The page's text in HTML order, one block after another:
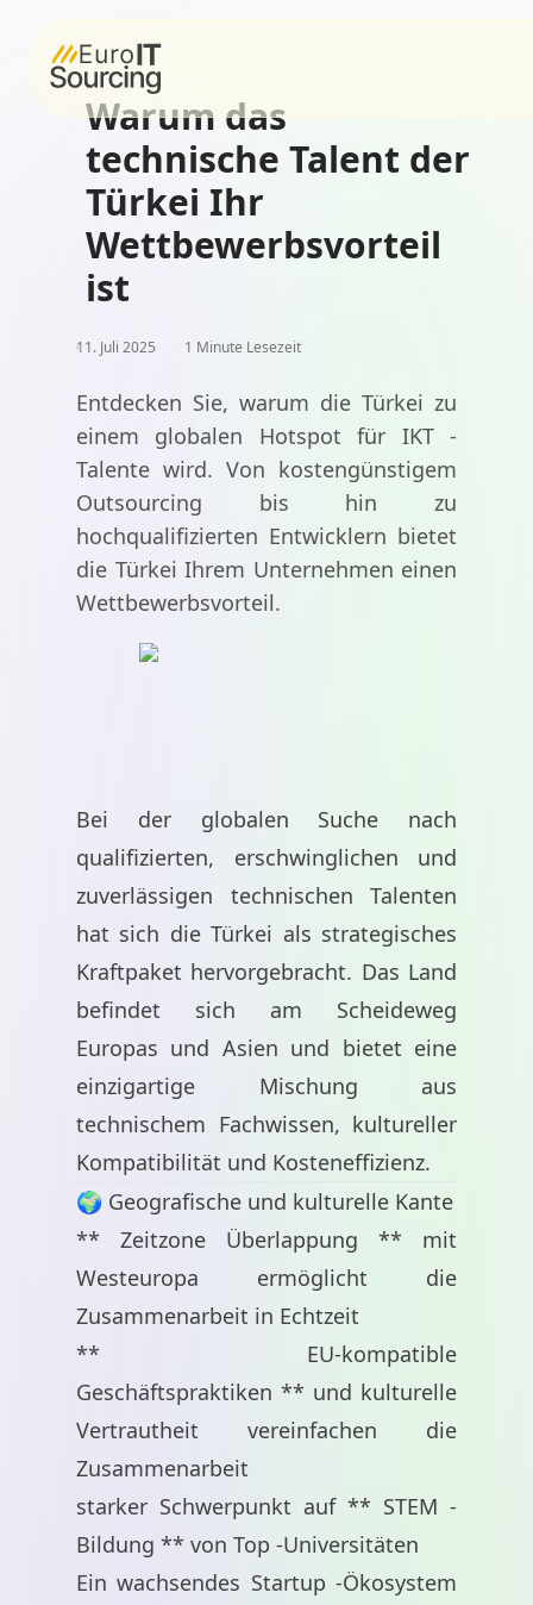
Warum das
technische Talent der
Türkei Ihr
Wettbewerbsvorteil
ist
11. Juli 2025 1 Minute Lesezeit
Entdecken Sie, warum die Türkei zu
einem globalen Hotspot für IKT -
Talente wird. Von kostengünstigem
Outsourcing bis hin zu
hochqualifizierten Entwicklern bietet
die Türkei Ihrem Unternehmen einen
Wettbewerbsvorteil.
Bei der globalen Suche nach
qualifizierten, erschwinglichen und
zuverlässigen technischen Talenten
hat sich die Türkei als strategisches
Kraftpaket hervorgebracht. Das Land
befindet sich am Scheideweg
Europas und Asien und bietet eine
einzigartige Mischung aus
technischem Fachwissen, kultureller
Kompatibilität und Kosteneffizienz.
🌍 Geografische und kulturelle Kante
** Zeitzone Überlappung ** mit
Westeuropa ermöglicht die
Zusammenarbeit in Echtzeit
** EU-kompatible
Geschäftspraktiken ** und kulturelle
Vertrautheit vereinfachen die
Zusammenarbeit
starker Schwerpunkt auf ** STEM -
Bildung ** von Top -Universitäten
Ein wachsendes Startup -Ökosystem